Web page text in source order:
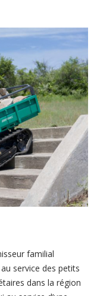
familial
service des petits
dans la région